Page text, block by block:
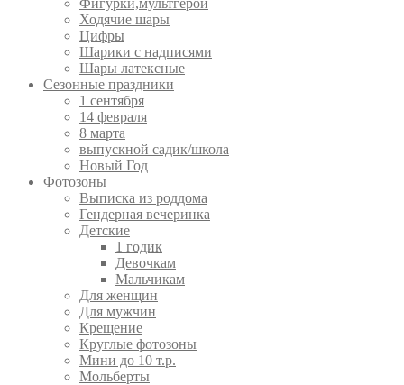
Ходячие шары
Цифры
Шарики с надписями
Шары латексные
Сезонные праздники
1 сентября
14 февраля
8 марта
выпускной садик/школа
Новый Год
Фотозоны
Выписка из роддома
Гендерная вечеринка
Детские
1 годик
Девочкам
Мальчикам
Для женщин
Для мужчин
Крещение
Круглые фотозоны
Мини до 10 т.р.
Мольберты